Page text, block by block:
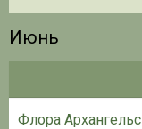
Июнь
Флора